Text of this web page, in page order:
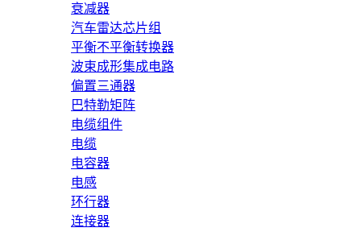
衰减器
汽车雷达芯片组
平衡不平衡转换器
波束成形集成电路
偏置三通器
巴特勒矩阵
电缆组件
电缆
电容器
电感
环行器
连接器